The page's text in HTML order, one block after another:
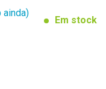
ainda)
Em stock